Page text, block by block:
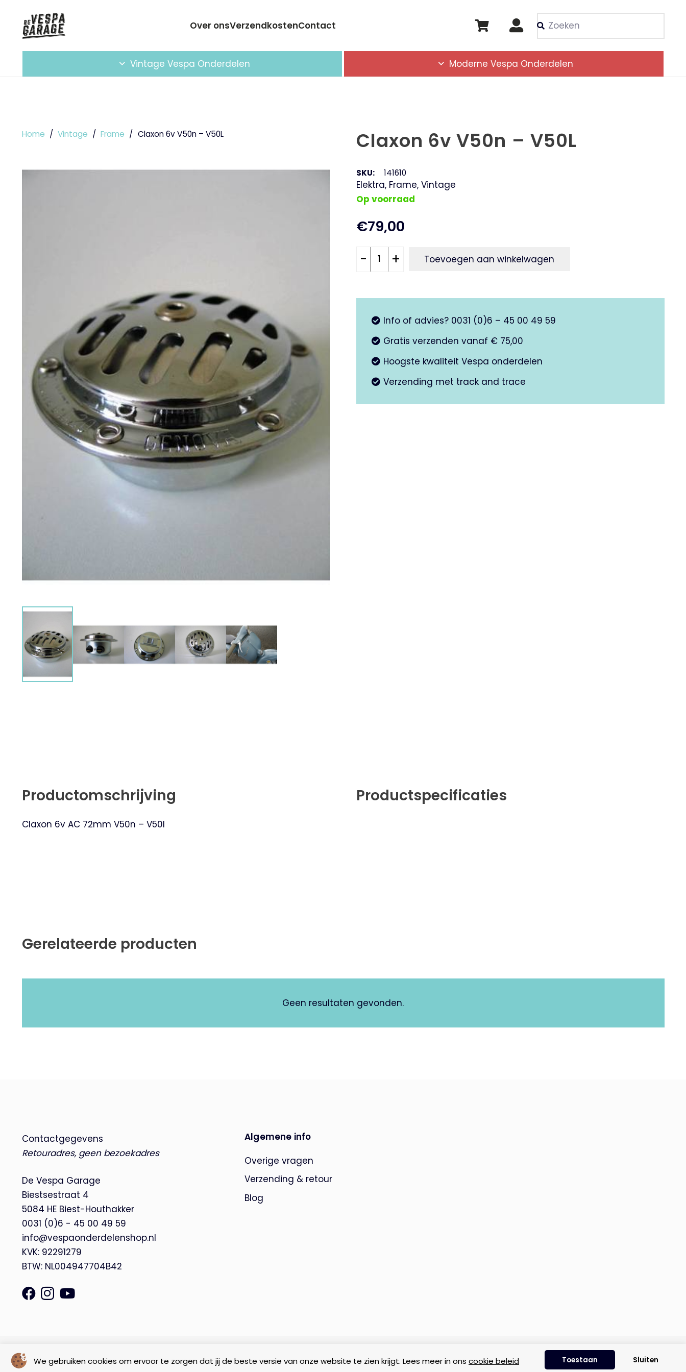
We gebruiken cookies om ervoor te zorgen dat jij de beste versie van onze website te zien krijgt. Lees meer in ons cookie beleid Toestaan Sluiten
Over onsVerzendkostenContact
Als de resultaten voor
Vintage Vespa Onderdelen Moderne Vespa Onderdelen
Home / Vintage / Frame / Claxon 6v V50n – V50L Claxon 6v V50n – V50L
SKU: 141610
Elektra, Frame, Vintage
Op voorraad
€79,00
Claxon
-
aantal
- + Toevoegen aan winkelwagen
Info of advies? 0031 (0)6 – 45 00 49 59
Gratis verzenden vanaf € 75,00
Hoogste kwaliteit Vespa onderdelen
Verzending met track and trace
Productomschrijving
Claxon 6v AC 72mm V50n – V50l
Productspecificaties
Gerelateerde producten
Geen resultaten gevonden.
Contactgegevens
Retouradres, geen bezoekadres
De Vespa Garage
Biestsestraat 4
5084 HE Biest-Houthakker
0031 (0)6 - 45 00 49 59
info@vespaonderdelenshop.nl
KVK: 92291279
BTW: NL004947704B42
Algemene info
Overige vragen
Verzending & retour
Blog
© Copyright 2026 – De Vespa Garage | Privacyverklaring Cookie beleid